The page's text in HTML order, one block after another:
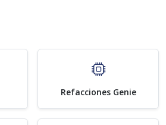
Refacciones Genie